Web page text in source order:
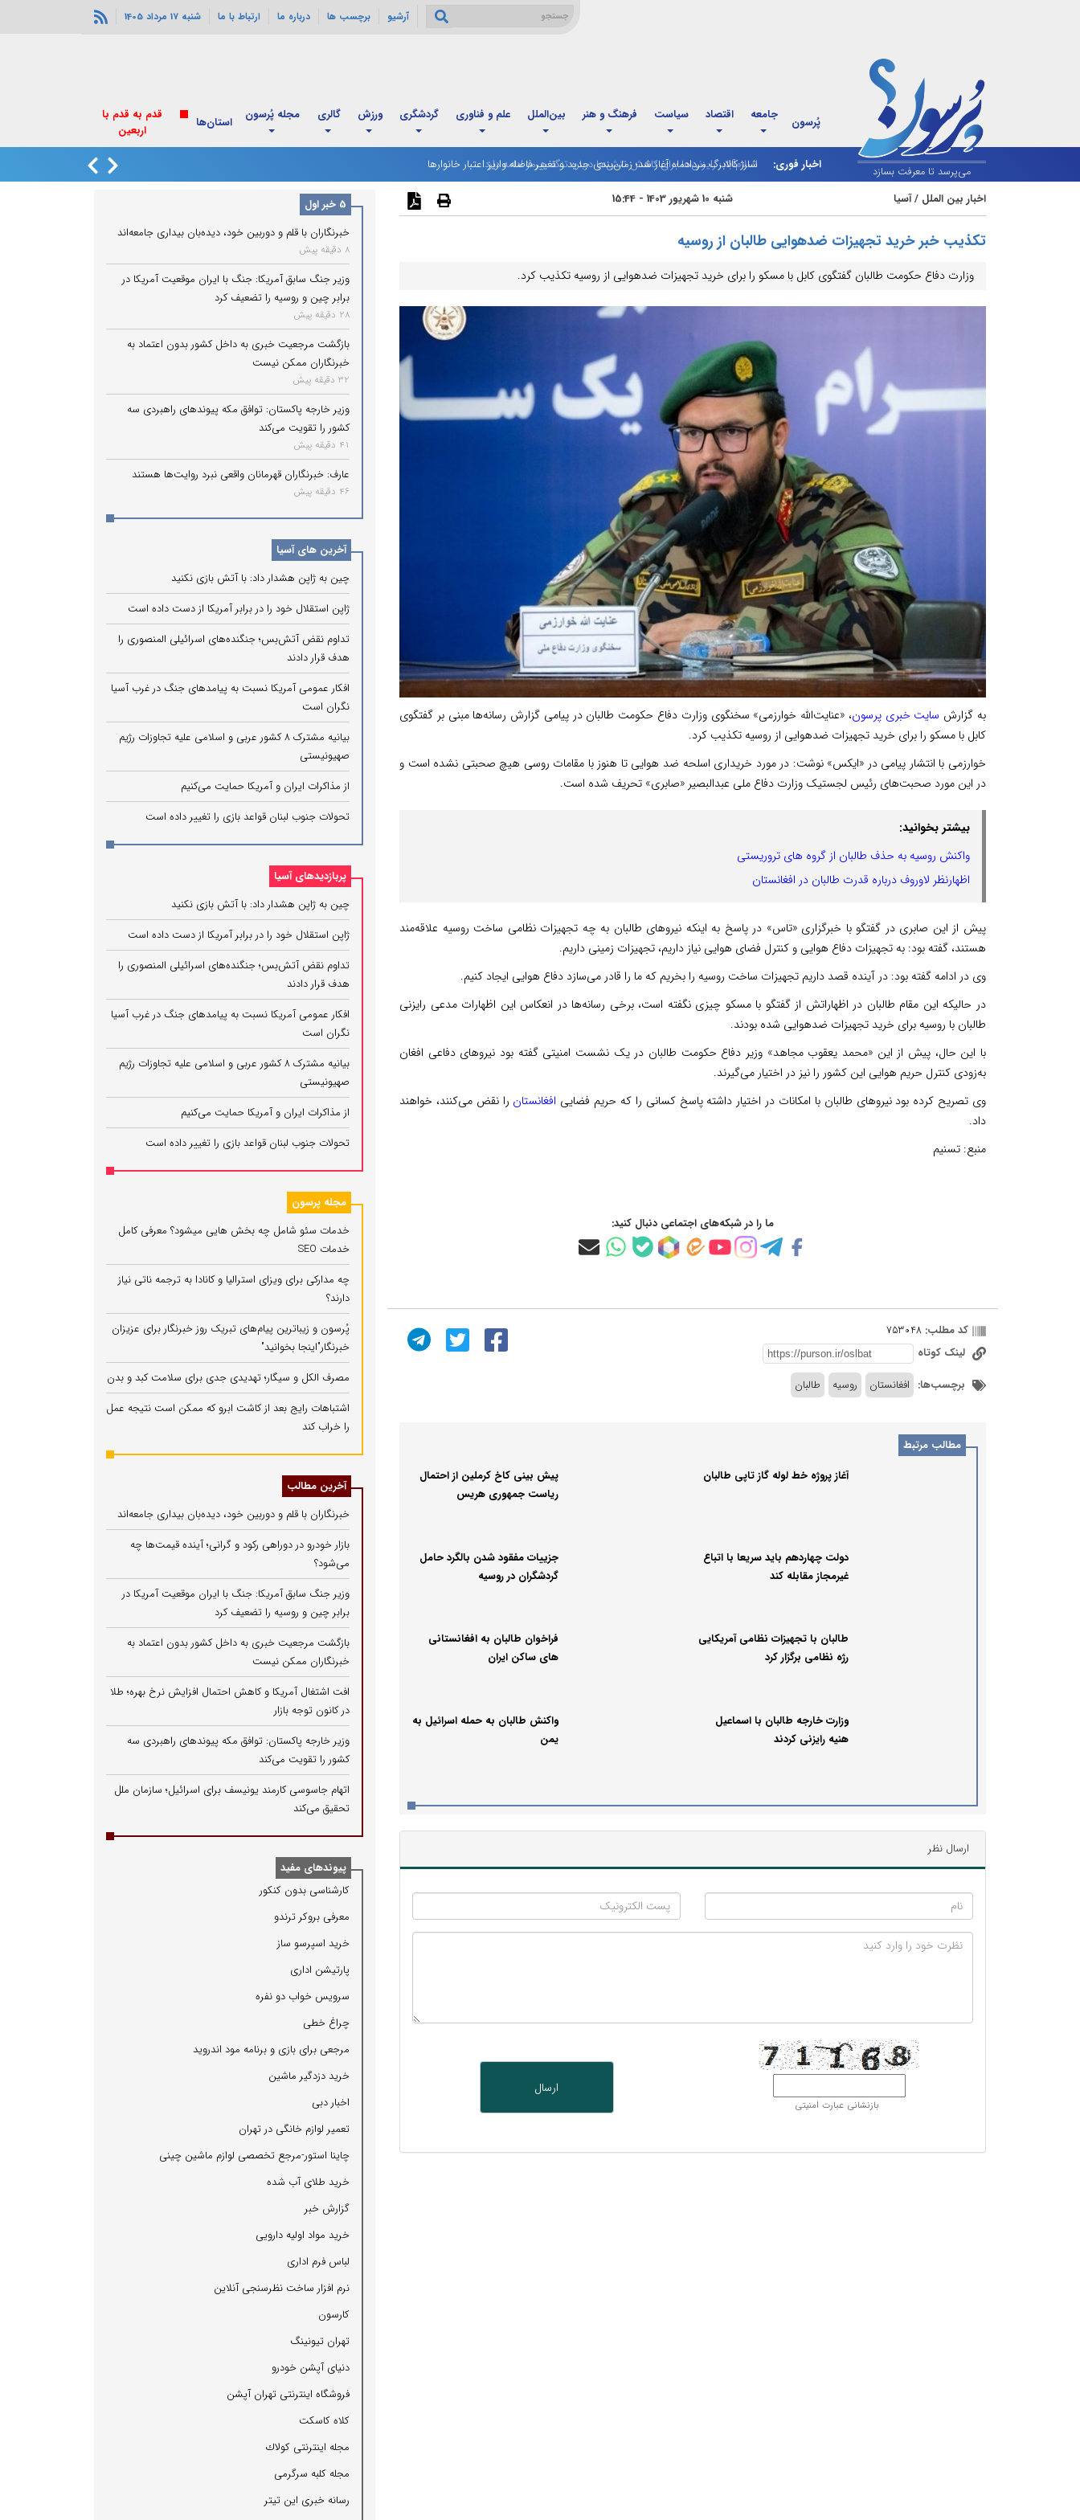
آرشیو برچسب ها درباره ما ارتباط با ما شنبه 17 مرداد 1405
می‌پرسد تا معرفت بسازد
پُرسون جامعه اقتصاد سیاست فرهنگ و هنر بین‌الملل علم و فناوری گردشگری ورزش گالری مجله پُرسون استان‌ها
قدم به قدم با
اربعین
اخبار فوری:
شارژ کالابرگ مردادماه آغاز شد؛ زمان‌بندی جدید و تغییر فاصله واریز اعتبار خانوارها
اخبار بین الملل /آسیا شنبه 10 شهریور 1403 - 15:44
تکذیب خبر خرید تجهیزات ضدهوایی طالبان از روسیه
وزارت دفاع حکومت طالبان گفتگوی کابل با مسکو را برای خرید تجهیزات ضدهوایی از روسیه تکذیب کرد.
به گزارش سایت خبری پرسون، «عنایت‌الله خوارزمی» سخنگوی وزارت دفاع حکومت طالبان در پیامی گزارش رسانه‌ها مبنی بر گفتگوی
کابل با مسکو را برای خرید تجهیزات ضدهوایی از روسیه تکذیب کرد.
خوارزمی با انتشار پیامی در «ایکس» نوشت: در مورد خریداری اسلحه ضد هوایی تا هنوز با مقامات روسی هیچ صحبتی نشده است و
در این مورد صحبت‌های رئیس لجستیک وزارت دفاع ملی عبدالبصیر «صابری» تحریف شده است.
بیشتر بخوانید:
واکنش روسیه به حذف طالبان از گروه های تروریستی
اظهارنظر لاوروف درباره قدرت طالبان در افغانستان
پیش از این صابری در گفتگو با خبرگزاری «تاس» در پاسخ به اینکه نیروهای طالبان به چه تجهیزات نظامی ساخت روسیه علاقه‌مند
هستند، گفته بود: به تجهیزات دفاع هوایی و کنترل فضای هوایی نیاز داریم، تجهیزات زمینی داریم.
وی در ادامه گفته بود: در آینده قصد داریم تجهیزات ساخت روسیه را بخریم که ما را قادر می‌سازد دفاع هوایی ایجاد کنیم.
در حالیکه این مقام طالبان در اظهاراتش از گفتگو با مسکو چیزی نگفته است، برخی رسانه‌ها در انعکاس این اظهارات مدعی رایزنی
طالبان با روسیه برای خرید تجهیزات ضدهوایی شده بودند.
با این حال، پیش از این «محمد یعقوب مجاهد» وزیر دفاع حکومت طالبان در یک نشست امنیتی گفته بود نیروهای دفاعی افغان
به‌زودی کنترل حریم هوایی این کشور را نیز در اختیار می‌گیرند.
وی تصریح کرده بود نیروهای طالبان با امکانات در اختیار داشته پاسخ کسانی را که حریم فضایی افغانستان را نقض می‌کنند، خواهند
داد.
منبع: تسنیم
ما را در شبکه‌های اجتماعی دنبال کنید:
کد مطلب: 753048
لینک کوتاه
برچسب‌ها: افغانستان روسیه طالبان
مطالب مرتبط
آغاز پروژه خط لوله گاز تاپی طالبان
پیش بینی کاخ کرملین از احتمال
ریاست جمهوری هریس
دولت چهاردهم باید سریعا با اتباع
غیرمجاز مقابله کند
جزییات مفقود شدن بالگرد حامل
گردشگران در روسیه
طالبان با تجهیزات نظامی آمریکایی
رژه نظامی برگزار کرد
فراخوان طالبان به افغانستانی
های ساکن ایران
وزارت خارجه طالبان با اسماعیل
هنیه رایزنی کردند
واکنش طالبان به حمله اسرائیل به
یمن
ارسال نظر
بازنشانی عبارت امنیتی
5 خبر اول
خبرنگاران با قلم و دوربین خود، دیده‌بان بیداری جامعه‌اند
8 دقیقه پیش
وزیر جنگ سابق آمریکا: جنگ با ایران موقعیت آمریکا در
برابر چین و روسیه را تضعیف کرد
28 دقیقه پیش
بازگشت مرجعیت خبری به داخل کشور بدون اعتماد به
خبرنگاران ممکن نیست
32 دقیقه پیش
وزیر خارجه پاکستان: توافق مکه پیوندهای راهبردی سه
کشور را تقویت می‌کند
41 دقیقه پیش
عارف: خبرنگاران قهرمانان واقعی نبرد روایت‌ها هستند
46 دقیقه پیش
آخرین های آسیا
چین به ژاپن هشدار داد: با آتش بازی نکنید
ژاپن استقلال خود را در برابر آمریکا از دست داده است
تداوم نقض آتش‌بس؛ جنگنده‌های اسرائیلی المنصوری را
هدف قرار دادند
افکار عمومی آمریکا نسبت به پیامدهای جنگ در غرب آسیا
نگران است
بیانیه مشترک ۸ کشور عربی و اسلامی علیه تجاوزات رژیم
صهیونیستی
از مذاکرات ایران و آمریکا حمایت می‌کنیم
تحولات جنوب لبنان قواعد بازی را تغییر داده است
پربازدیدهای آسیا
چین به ژاپن هشدار داد: با آتش بازی نکنید
ژاپن استقلال خود را در برابر آمریکا از دست داده است
تداوم نقض آتش‌بس؛ جنگنده‌های اسرائیلی المنصوری را
هدف قرار دادند
افکار عمومی آمریکا نسبت به پیامدهای جنگ در غرب آسیا
نگران است
بیانیه مشترک ۸ کشور عربی و اسلامی علیه تجاوزات رژیم
صهیونیستی
از مذاکرات ایران و آمریکا حمایت می‌کنیم
تحولات جنوب لبنان قواعد بازی را تغییر داده است
مجله پرسون
خدمات سئو شامل چه بخش هایی میشود؟ معرفی کامل
خدمات SEO
چه مدارکی برای ویزای استرالیا و کانادا به ترجمه ناتی نیاز
دارند؟
پُرسون و زیباترین پیام‌های تبریک روز خبرنگار برای عزیزان
خبرنگار"اینجا بخوانید"
مصرف الکل و سیگار؛ تهدیدی جدی برای سلامت کبد و بدن
اشتباهات رایج بعد از کاشت ابرو که ممکن است نتیجه عمل
را خراب کند
آخرین مطالب
خبرنگاران با قلم و دوربین خود، دیده‌بان بیداری جامعه‌اند
بازار خودرو در دوراهی رکود و گرانی؛ آینده قیمت‌ها چه
می‌شود؟
وزیر جنگ سابق آمریکا: جنگ با ایران موقعیت آمریکا در
برابر چین و روسیه را تضعیف کرد
بازگشت مرجعیت خبری به داخل کشور بدون اعتماد به
خبرنگاران ممکن نیست
افت اشتغال آمریکا و کاهش احتمال افزایش نرخ بهره؛ طلا
در کانون توجه بازار
وزیر خارجه پاکستان: توافق مکه پیوندهای راهبردی سه
کشور را تقویت می‌کند
اتهام جاسوسی کارمند یونیسف برای اسرائیل؛ سازمان ملل
تحقیق می‌کند
پیوندهای مفید
كارشناسی بدون كنكور
معرفی بروكر ترندو
خرید اسپرسو ساز
پارتیشن اداری
سرویس خواب دو نفره
چراغ خطی
مرجعی برای بازی و برنامه مود اندروید
خرید دزدگیر ماشین
اخبار دبی
تعمیر لوازم خانگی در تهران
چاینا استور-مرجع تخصصی لوازم ماشین چینی
خرید طلای آب شده
گزارش خبر
خرید مواد اولیه دارویی
لباس فرم اداری
نرم افزار ساخت نظرسنجی آنلاین
كارسون
تهران تیونینگ
دنیای آپشن خودرو
فروشگاه اینترنتی تهران آپشن
كلاه كاسكت
مجله اینترنتی كولاك
مجله كلبه سرگرمی
رسانه خبری این تیتر